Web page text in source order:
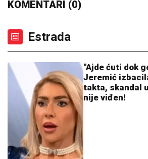
sedeo u autu
HRVATI HISTERIŠU:
TAKO BLIZU, A
Kecmanović pao
Montrealu